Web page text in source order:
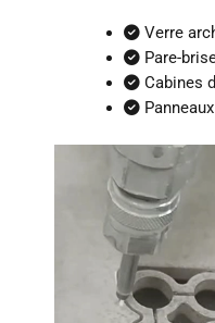
Verre
Pare-
Cabines